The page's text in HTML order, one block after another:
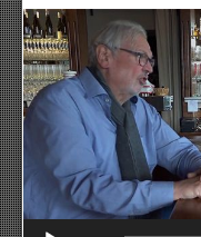
Video-
Player